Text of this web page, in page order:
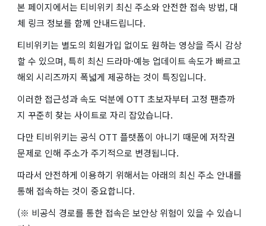
본 페이지에서는 티비위키 최신 주소와 안전한 접속 방법, 대
체 링크 정보를 함께 안내드립니다.
티비위키는 별도의 회원가입 없이도 원하는 영상을 즉시 감상
할 수 있으며, 특히 최신 드라마·예능 업데이트 속도가 빠르고
해외 시리즈까지 폭넓게 제공하는 것이 특징입니다.
이러한 접근성과 속도 덕분에 OTT 초보자부터 고정 팬층까
지 꾸준히 찾는 사이트로 자리 잡았습니다.
다만 티비위키는 공식 OTT 플랫폼이 아니기 때문에 저작권
문제로 인해 주소가 주기적으로 변경됩니다.
따라서 안전하게 이용하기 위해서는 아래의 최신 주소 안내를
통해 접속하는 것이 중요합니다.
(※ 비공식 경로를 통한 접속은 보안상 위험이 있을 수 있습니